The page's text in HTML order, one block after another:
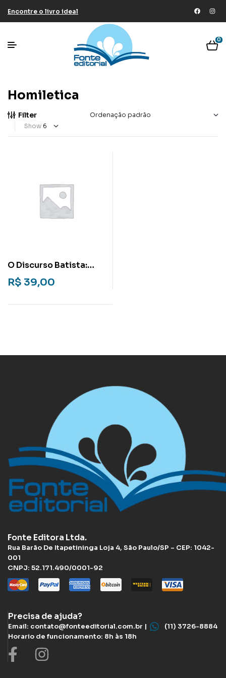
Encontre o livro ideal
0
Homiletica
Filter
Show
O Discurso Batista:
Considerações à luz da
análise do discurso
R$ 39,00
Fonte Editora Ltda.
Rua Barão De Itapetininga Loja 4, São Paulo/SP – CEP: 1042-
001
CNPJ: 52.171.490/0001-92
Precisa de ajuda?
Email: contato@fonteeditorial.com.br |
(11) 3726-8884
Horario de funcionamento: 8h às 18h